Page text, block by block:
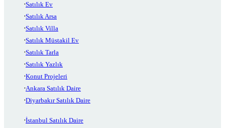
Satılık Ev
Satılık Arsa
Satılık Villa
Satılık Müstakil Ev
Satılık Tarla
Satılık Yazlık
Konut Projeleri
Ankara Satılık Daire
Diyarbakır Satılık Daire
İstanbul Satılık Daire